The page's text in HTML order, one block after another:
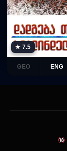
★ 7.5
GEO ENG